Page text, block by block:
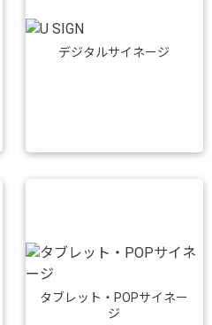
デジタルサイネージ
タブレット・POPサイネー
ジ